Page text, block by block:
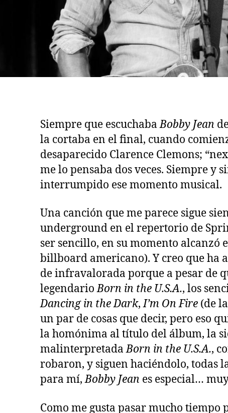
Siempre que escuchabaBobby Jean
la cortaba en el final, cuando
desaparecido Clarence Clemons;
me lo pensaba dos veces. Siempre y
interrumpido ese momento musical.
Una canción que me parece sigue
underground en el repertorio de
ser sencillo, en su momento alcanzó
billboard americano). Y creo que ha
de infravalorada porque a pesar de
legendarioBorn in the U.S.A., los
Dancing in the Dark,I’m On Fire (de
un par de cosas que decir, pero eso
la homónima al título del álbum, la
malinterpretadaBorn in the U.S.A.,
robaron, y siguen haciéndolo, todas
para mí,Bobby Jean es especial…
Como me gusta pasar mucho tiempo